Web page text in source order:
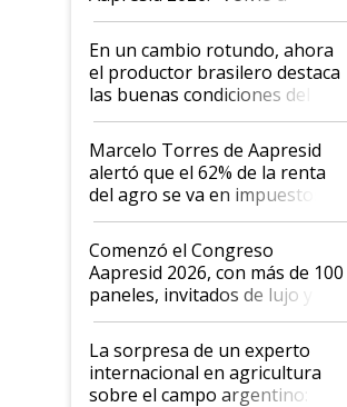
demostrar que hablar del
suelo es hablar de todo el
sistema productivo"
En un cambio rotundo, ahora
el productor brasilero destaca
las buenas condiciones del
agro argentino para invertir:
"Los veo más motivados"
Marcelo Torres de Aapresid
alertó que el 62% de la renta
del agro se va en impuestos:
"No es bueno que en
Argentina se sigan discutiendo
las mismas cosas de hace 50
años"
Comenzó el Congreso
Aapresid 2026, con más de 100
paneles, invitados de lujo y
todas las tendencias
La sorpresa de un experto
internacional en agricultura
sobre el campo argentino: